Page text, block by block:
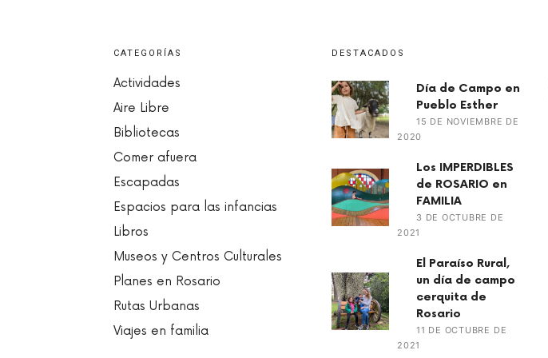
CATEGORÍAS
Actividades
Aire Libre
Bibliotecas
Comer afuera
Escapadas
Espacios para las infancias
Libros
Museos y Centros Culturales
Planes en Rosario
Rutas Urbanas
Viajes en familia
DESTACADOS
Día de Campo en
Pueblo Esther
15 DE NOVIEMBRE DE
2020
Los IMPERDIBLES
de ROSARIO en
FAMILIA
3 DE OCTUBRE DE
2021
El Paraíso Rural,
un día de campo
cerquita de
Rosario
11 DE OCTUBRE DE
2021